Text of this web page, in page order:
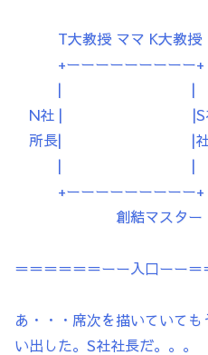
T大教授 ママ K大教授
+ーーーーーーーーー+
| |
N社 | |S
所長| |社
| |
+ーーーーーーーーー+
創結マスター
＝＝＝＝＝＝ーー入口ーー＝
あ・・・席次を描いていて
い出した。S社社長だ。。。